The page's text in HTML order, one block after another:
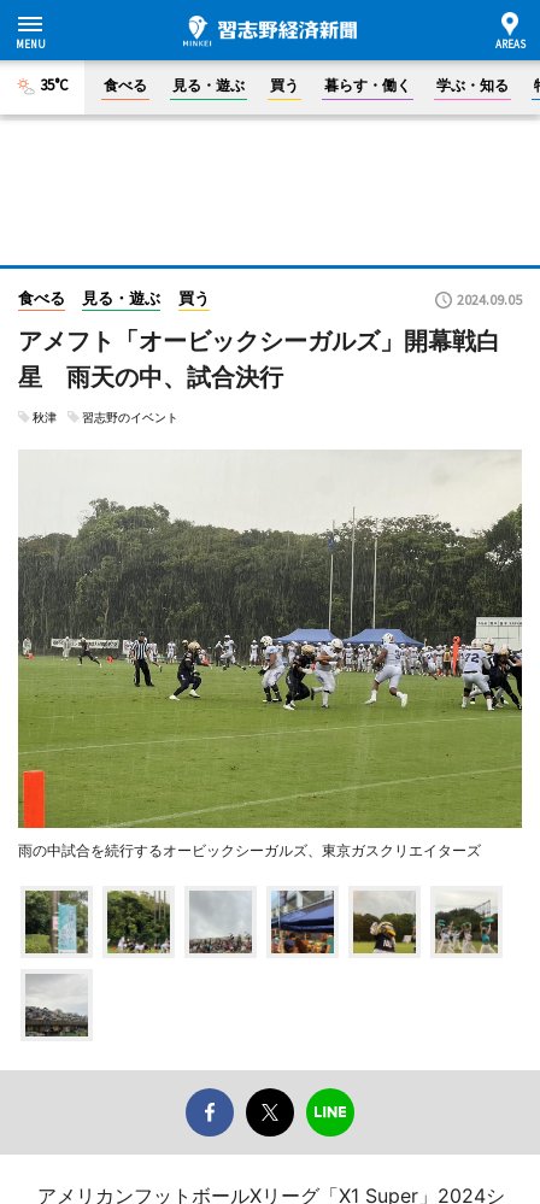
35°C 食べる 見る・遊ぶ 買う 暮らす・働く 学ぶ・知る
食べる 見る・遊ぶ 買う 2024.09.05
アメフト「オービックシーガルズ」開幕戦白
星 雨天の中、試合決行
秋津 習志野のイベント
雨の中試合を続行するオービックシーガルズ、東京ガスクリエイターズ
アメリカンフットボールXリーグ「X1 Super」2024シ